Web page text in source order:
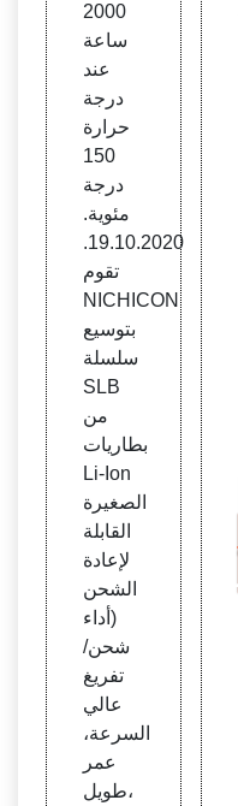
2000
ساعة
عند
درجة
حرارة
150
درجة
مئوية.
19.10.2020.
تقوم
NICHICON
بتوسيع
سلسلة
SLB
من
بطاريات
Li-Ion
الصغيرة
القابلة
لإعادة
الشحن
(أداء
شحن/
تفريغ
عالي
السرعة،
عمر
طويل،